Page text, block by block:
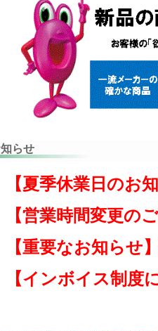
らせ
【夏季休業日のお
【営業時間変更のご
【重要なお知らせ
【インボイス制度